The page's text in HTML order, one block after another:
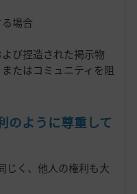
場合
び捏造された掲示物
たはコミュニティを阻
のように尊重して
じく、他人の権利も大